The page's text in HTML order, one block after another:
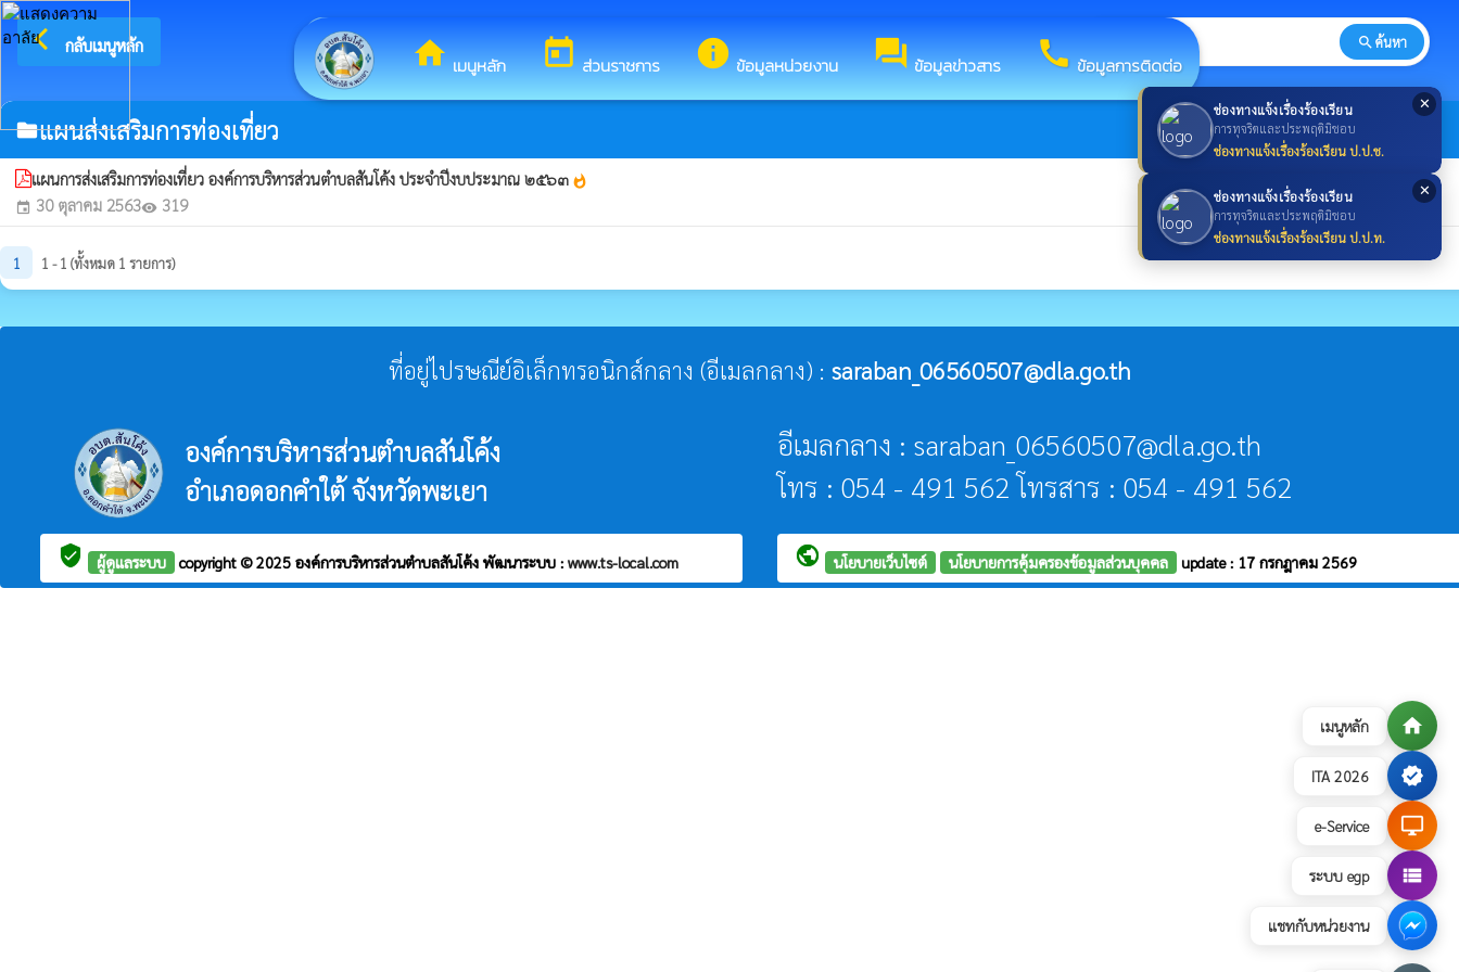
เมนูหลัก home
ITA 2026 verified
e-Service desktop_windows
ระบบ egp view_list
แชทกับหน่วยงาน
✕
ช่องทางแจ้งเรื่องร้องเรียน
การทุจริตและประพฤติมิชอบ
ช่องทางแจ้งเรื่องร้องเรียน ป.ป.ช.
✕
ช่องทางแจ้งเรื่องร้องเรียน
การทุจริตและประพฤติมิชอบ
ช่องทางแจ้งเรื่องร้องเรียน ป.ป.ท.
homeเมนูหลัก todayส่วนราชการ infoข้อมูลหน่วยงาน forumข้อมูลข่าวสาร callข้อมูลการติดต่อ
arrow_back_ios กลับเมนูหลัก ยินดีต้อนรับสู่เว็บไซต์ของ องค์การบริหารส่วนตำบลสันโค้ง search ค้นหา
folderแผนส่งเสริมการท่องเที่ยว
แผนการส่งเสริมการท่องเที่ยว องค์การบริหารส่วนตำบลสันโค้ง ประจำปีงบประมาณ ๒๕๖๓ whatshot
event 30 ตุลาคม 2563visibility 319
1 1 - 1 (ทั้งหมด 1 รายการ)
ที่อยู่ไปรษณีย์อิเล็กทรอนิกส์กลาง (อีเมลกลาง) : saraban_06560507@dla.go.th
องค์การบริหารส่วนตำบลสันโค้ง
อำเภอดอกคำใต้ จังหวัดพะเยา
อีเมลกลาง : saraban_06560507@dla.go.th
โทร : 054 - 491 562 โทรสาร : 054 - 491 562
verified_user ผู้ดูแลระบบ copyright © 2025 องค์การบริหารส่วนตำบลสันโค้ง พัฒนาระบบ : www.ts-local.com public นโยบายเว็บไซต์ นโยบายการคุ้มครองข้อมูลส่วนบุคคล update : 17 กรกฎาคม 2569